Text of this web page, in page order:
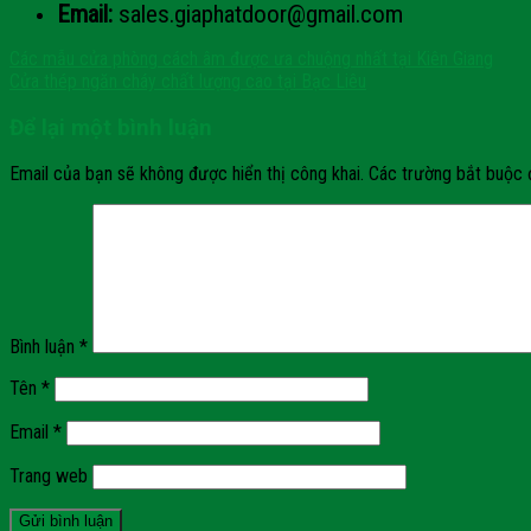
Email: sales.giaphatdoor@gmail.com
Email của bạn sẽ không được hiển thị công khai. Các trường bắt buộc
Bình luận *
Tên *
Email *
Trang web